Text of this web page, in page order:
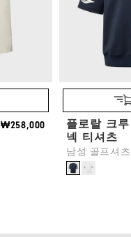
₩258,000
플로랄 크루
넥 티셔츠
남성 골프셔츠